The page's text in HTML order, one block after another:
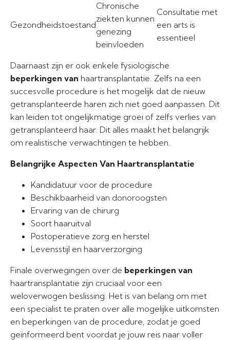
Gezondheidstoestand
Chronische
ziekten kunnen
genezing
beïnvloeden
Consultatie met
een arts is
essentieel
Daarnaast zijn er ook enkele fysiologische
beperkingen van haartransplantatie. Zelfs na een
succesvolle procedure is het mogelijk dat de nieuw
getransplanteerde haren zich niet goed aanpassen. Dit
kan leiden tot ongelijkmatige groei of zelfs verlies van
getransplanteerd haar. Dit alles maakt het belangrijk
om realistische verwachtingen te hebben.
Belangrijke Aspecten Van Haartransplantatie
Kandidatuur voor de procedure
Beschikbaarheid van donoroogsten
Ervaring van de chirurg
Soort haaruitval
Postoperatieve zorg en herstel
Levensstijl en haarverzorging
Finale overwegingen over de beperkingen van
haartransplantatie zijn cruciaal voor een
weloverwogen beslissing. Het is van belang om met
een specialist te praten over alle mogelijke uitkomsten
en beperkingen van de procedure, zodat je goed
geïnformeerd bent voordat je jouw reis naar voller